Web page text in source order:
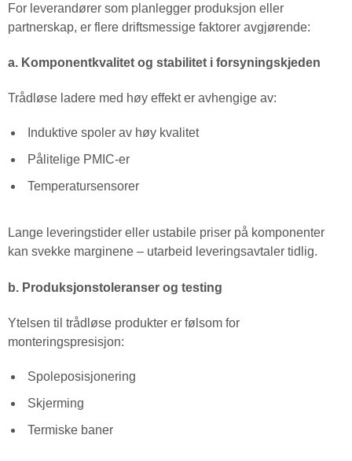
For leverandører som planlegger produksjon eller
partnerskap, er flere driftsmessige faktorer avgjørende:
a. Komponentkvalitet og stabilitet i forsyningskjeden
Trådløse ladere med høy effekt er avhengige av:
Induktive spoler av høy kvalitet
Pålitelige PMIC-er
Temperatursensorer
Lange leveringstider eller ustabile priser på komponenter
kan svekke marginene – utarbeid leveringsavtaler tidlig.
b. Produksjonstoleranser og testing
Ytelsen til trådløse produkter er følsom for
monteringspresisjon:
Spoleposisjonering
Skjerming
Termiske baner